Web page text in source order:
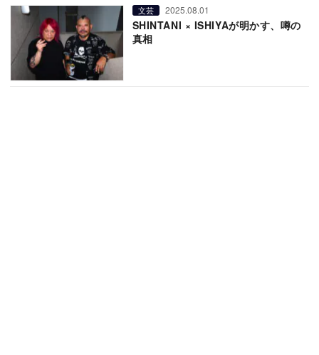
文芸 2025.08.01
SHINTANI × ISHIYAが明かす、噂の
真相